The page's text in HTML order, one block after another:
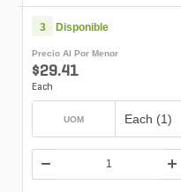
3 Disponible
Precio Al Por Menor
$29.41
Each
UOM Each (1)